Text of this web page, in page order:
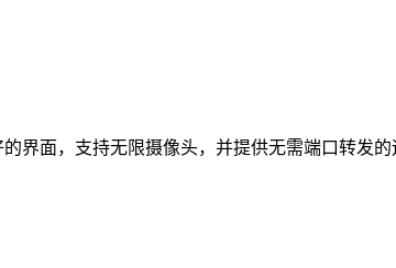
界面，支持无限摄像头，并提供无需端口转发的